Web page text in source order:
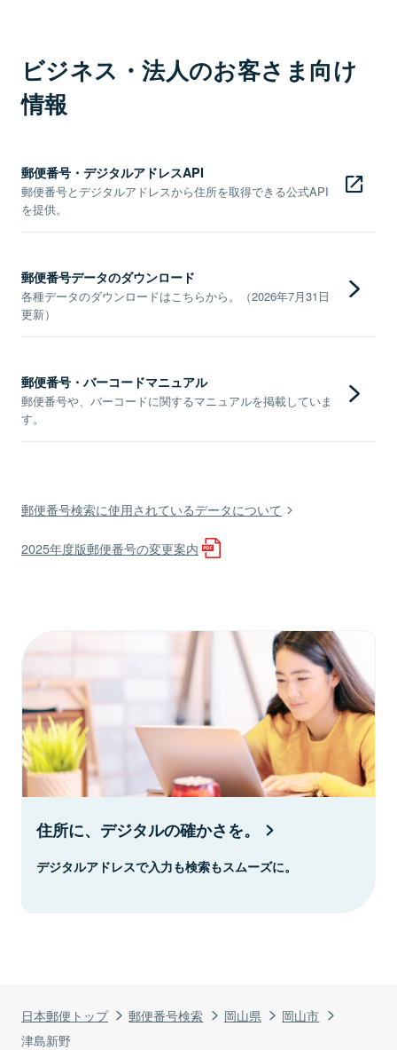
日本郵便トップ 郵便番号検索 岡山県
岡山市
津島新野
ビジネス・法人のお客さま向け
情報
郵便番号・デジタルアドレスAPI
郵便番号とデジタルアドレスから住所を取得できる公式API
を提供。
郵便番号データのダウンロード
各種データのダウンロードはこちらから。（2026年7月31日
更新）
郵便番号・バーコードマニュアル
郵便番号や、バーコードに関するマニュアルを掲載していま
す。
郵便番号検索に使用されているデータについて
2025年度版郵便番号の変更案内
住所に、デジタルの確かさを。
デジタルアドレスで入力も検索もスムーズに。